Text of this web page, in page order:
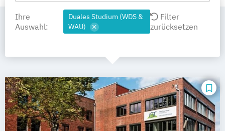
Ihre
Auswahl:
Duales Studium (WDS &
WAU)
Filter
zurücksetzen